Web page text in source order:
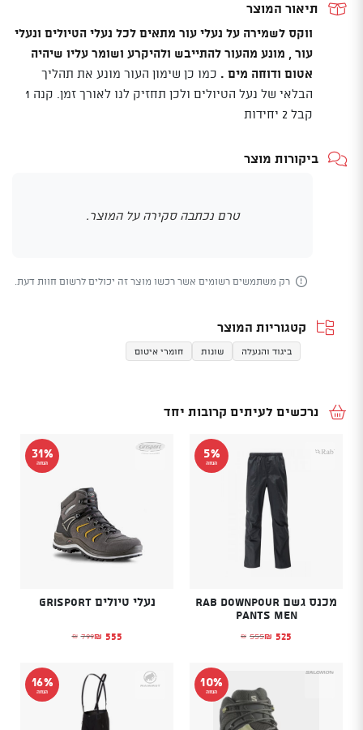
SNO
תיאור המוצר
ווקס לשמירה על נעלי עור מתאים לכל נעלי הטיולים ונעלי
עור , מונע מהעור להתייבש ולהיקרע ושומר עליו שיהיה
אטום ודוחה מים . כמו כן שימון העור מונע את תהליך
הבלאי של נעל הטיולים ולכן תחזיק לנו לאורך זמן. קנה 1
קבל 2 יחידות
ביקורות מוצר
טרם נכתבה סקירה על המוצר.
רק משתמשים רשומים אשר רכשו מוצר זה יכולים לרשום חוות דעת.
קטגוריות המוצר
ביגוד והנעלה שונות חומרי איטום
נרכשים לעיתים קרובות יחד
5%
הנחה
מכנס גשם Rab Downpour
Pants Men
₪ 555
המחיר המקורי היה: ₪555.₪ 525 המחיר הנוכחי הוא: ₪525.
31%
הנחה
נעלי טיולים GRISPORT
₪ 799
המחיר המקורי היה: ₪799.₪ 555 המחיר הנוכחי הוא: ₪555.
10%
הנחה
16%
הנחה